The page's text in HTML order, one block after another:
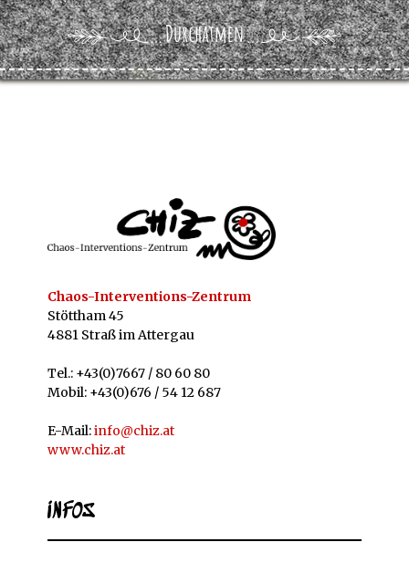
Chaos-Interventions-Zentrum
Stöttham 45
4881 Straß im Attergau
Tel.: +43(0)7667 / 80 60 80
Mobil: +43(0)676 / 54 12 687
E-Mail:info@chiz.at
www.chiz.at
INFOS